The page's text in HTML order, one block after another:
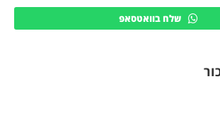
שלח בוואטסאפ